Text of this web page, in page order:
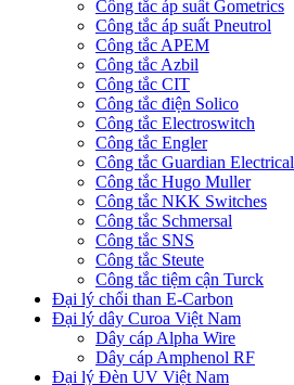
Công tắc áp suất Gometrics
Công tắc áp suất Pneutrol
Công tắc APEM
Công tắc Azbil
Công tắc CIT
Công tắc điện Solico
Công tắc Electroswitch
Công tắc Engler
Công tắc Guardian Electrical
Công tắc Hugo Muller
Công tắc NKK Switches
Công tắc Schmersal
Công tắc SNS
Công tắc Steute
Công tắc tiệm cận Turck
Đại lý chổi than E-Carbon
Đại lý dây Curoa Việt Nam
Dây cáp Alpha Wire
Dây cáp Amphenol RF
Đại lý Đèn UV Việt Nam